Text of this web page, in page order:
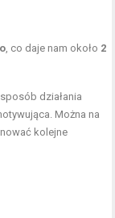
, co daje nam około 2
działania
Można na
kolejne